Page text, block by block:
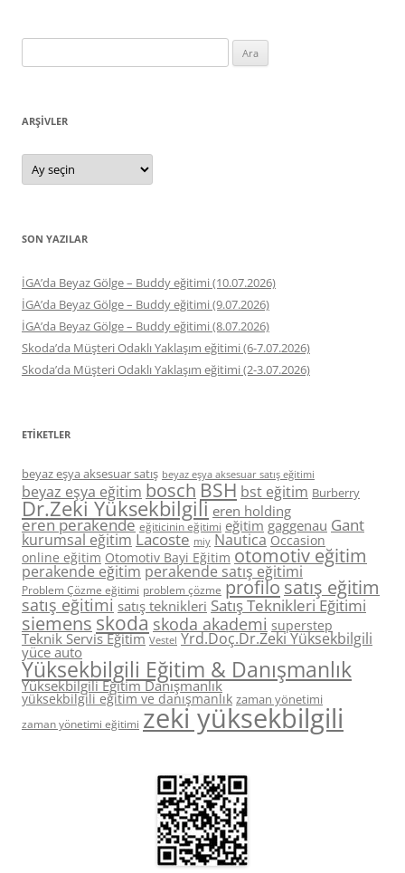
ARŞIVLER
Arşivler
SON YAZILAR
İGA’da Beyaz Gölge – Buddy eğitimi (10.07.2026)
İGA’da Beyaz Gölge – Buddy eğitimi (9.07.2026)
İGA’da Beyaz Gölge – Buddy eğitimi (8.07.2026)
Skoda’da Müşteri Odaklı Yaklaşım eğitimi (6-7.07.2026)
Skoda’da Müşteri Odaklı Yaklaşım eğitimi (2-3.07.2026)
ETIKETLER
beyaz eşya aksesuar satış beyaz eşya aksesuar satış eğitimi
beyaz eşya eğitim boschBSH bst eğitim Burberry
Dr.Zeki Yüksekbilgili eren holding
eren perakende eğiticinin eğitimi eğitim gaggenau Gant
kurumsal eğitim Lacoste miy Nautica Occasion
online eğitim Otomotiv Bayi Eğitim otomotiv eğitim
perakende eğitim perakende satış eğitimi
Problem Çözme eğitimi problem çözme profilo satış eğitim
satış eğitimi satış teknikleri Satış Teknikleri Eğitimi
siemens skoda skoda akademi superstep
Teknik Servis Eğitim Vestel Yrd.Doç.Dr.Zeki Yüksekbilgili
yüce auto
Yüksekbilgili Eğitim & Danışmanlık
Yüksekbilgili Eğitim Danışmanlık
yüksekbilgili eğitim ve danışmanlık zaman yönetimi
zaman yönetimi eğitimi zeki yüksekbilgili